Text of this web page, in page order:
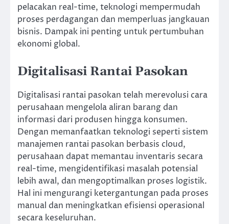
pelacakan real-time, teknologi mempermudah
proses perdagangan dan memperluas jangkauan
bisnis. Dampak ini penting untuk pertumbuhan
ekonomi global.
Digitalisasi Rantai Pasokan
Digitalisasi rantai pasokan telah merevolusi cara
perusahaan mengelola aliran barang dan
informasi dari produsen hingga konsumen.
Dengan memanfaatkan teknologi seperti sistem
manajemen rantai pasokan berbasis cloud,
perusahaan dapat memantau inventaris secara
real-time, mengidentifikasi masalah potensial
lebih awal, dan mengoptimalkan proses logistik.
Hal ini mengurangi ketergantungan pada proses
manual dan meningkatkan efisiensi operasional
secara keseluruhan.